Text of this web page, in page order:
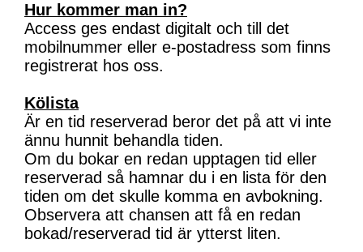
Hur kommer man in?
Access ges endast digitalt och till det
mobilnummer eller e-postadress som finns
registrerat hos oss.
Kölista
Är en tid reserverad beror det på att vi inte
ännu hunnit behandla tiden.
Om du bokar en redan upptagen tid eller
reserverad så hamnar du i en lista för den
tiden om det skulle komma en avbokning.
Observera att chansen att få en redan
bokad/reserverad tid är ytterst liten.